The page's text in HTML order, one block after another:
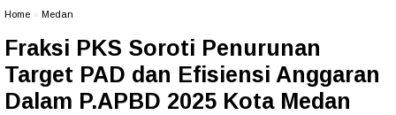
Home Medan
Fraksi PKS Soroti Penurunan
Target PAD dan Efisiensi Anggaran
Dalam P.APBD 2025 Kota Medan